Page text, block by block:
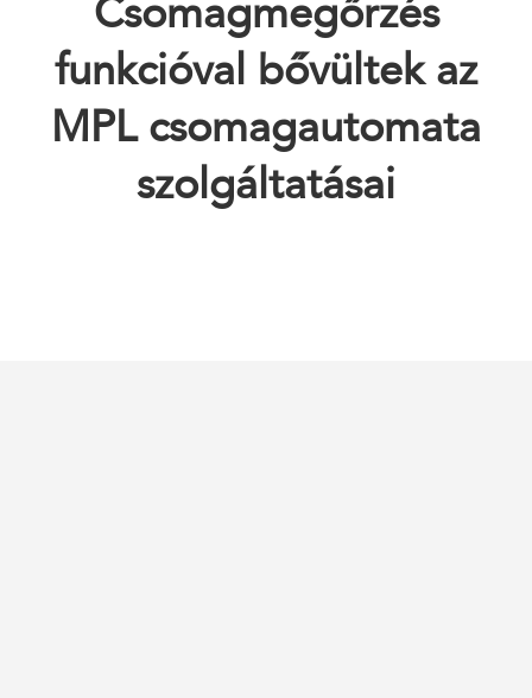
Csomagmegőrzés
funkcióval bővültek az
MPL csomagautomata
szolgáltatásai